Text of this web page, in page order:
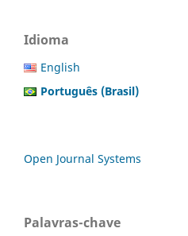
Idioma
English
Português (Brasil)
Open Journal Systems
Palavras-chave